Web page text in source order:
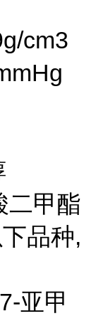
cm3
二甲酯
品种,
亚甲